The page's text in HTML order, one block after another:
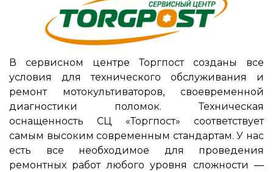
В сервисном центре Торгпост созданы все
условия для технического обслуживания и
ремонт мотокультиваторов, своевременной
диагностики поломок. Техническая
оснащенность СЦ «Торгпост» соответствует
самым высоким современным стандартам. У нас
есть все необходимое для проведения
ремонтных работ любого уровня сложности —